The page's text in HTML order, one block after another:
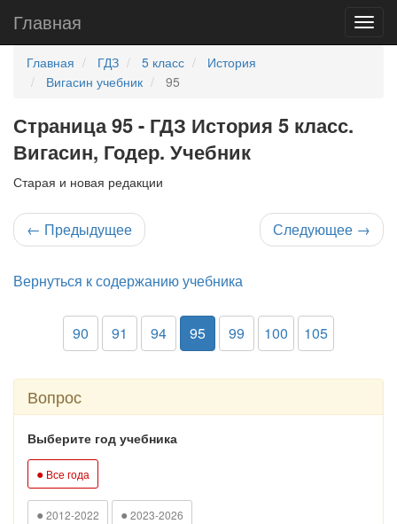
Главная
Главная ГДЗ 5 класс
История
Вигасин учебник
95
Страница 95 - ГДЗ История 5 класс.
Вигасин, Годер. Учебник
Старая и новая редакции
← Предыдущее Следующее →
Вернуться к содержанию учебника
90 91 94 95 99 100 105
Вопрос
Выберите год учебника
● Все года
● 2012-2022 ● 2023-2026